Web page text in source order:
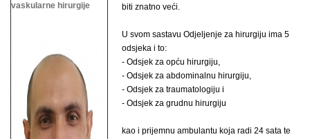
vaskularne hirurgije
biti znatno veći.
U svom sastavu Odjeljenje za hirurgiju ima 5
odsjeka i to:
- Odsjek za opću hirurgiju,
- Odsjek za abdominalnu hirurgiju,
- Odsjek za traumatologiju i
- Odsjek za grudnu hirurgiju
kao i prijemnu ambulantu koja radi 24 sata te